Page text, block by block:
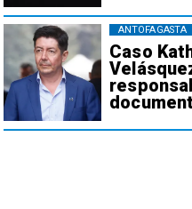
Caso
ANTOFAGASTA